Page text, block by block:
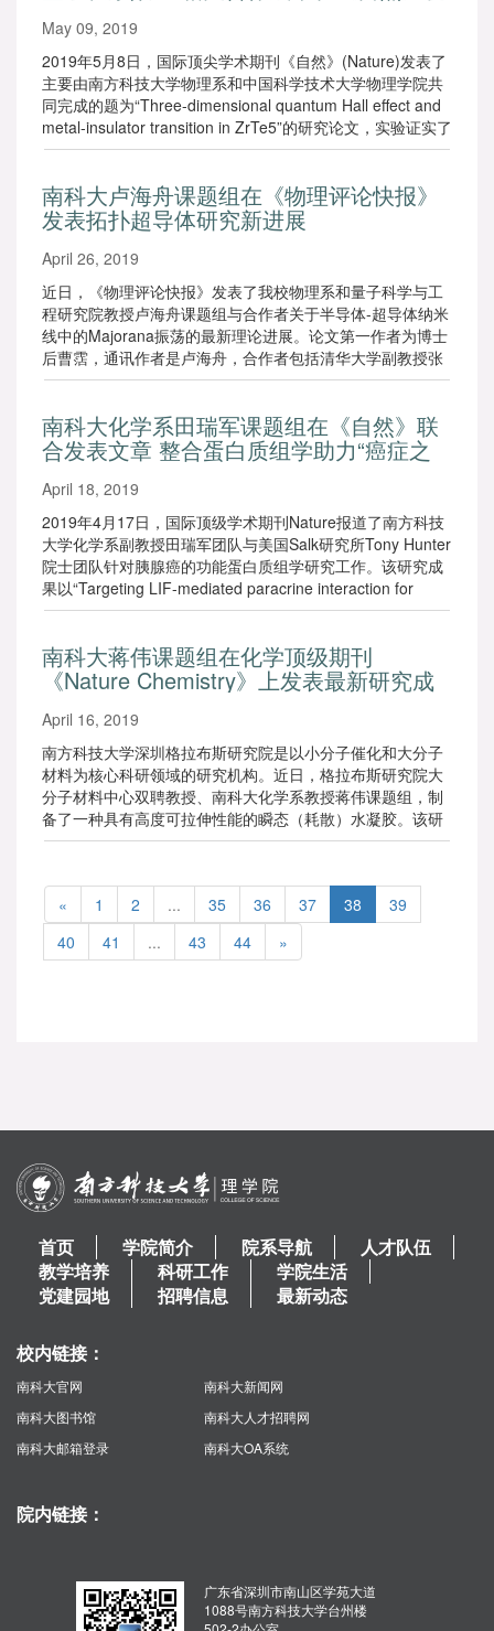
际学术期刊《自然》上。
May 09, 2019
2019年5月8日，国际顶尖学术期刊《自然》(Nature)发表了
主要由南方科技大学物理系和中国科学技术大学物理学院共
同完成的题为“Three-dimensional quantum Hall effect and
metal-insulator transition in ZrTe5”的研究论文，实验证实了
哈佛大学理论物理学家Bertrand Halperin在1987年给出的关
系副教授张立源、中国科大教授乔振华和新加坡技术和设计
大学教授杨声远为共同通讯作者；美国布鲁克海文国家实验
室、佛罗里达强磁场实验室、麻省理工学院、新加坡技术和
设计大学为共同参与单位。
南科大卢海舟课题组在《物理评论快报》
发表拓扑超导体研究新进展
April 26, 2019
近日，《物理评论快报》发表了我校物理系和量子科学与工
程研究院教授卢海舟课题组与合作者关于半导体-超导体纳米
线中的Majorana振荡的最新理论进展。论文第一作者为博士
后曹霑，通讯作者是卢海舟，合作者包括清华大学副教授张
浩，电子科技大学教授吕海峰，北京大学教授谢心澄院士。
南科大化学系田瑞军课题组在《自然》联
合发表文章 整合蛋白质组学助力“癌症之
April 18, 2019
2019年4月17日，国际顶级学术期刊Nature报道了南方科技
大学化学系副教授田瑞军团队与美国Salk研究所Tony Hunter
院士团队针对胰腺癌的功能蛋白质组学研究工作。该研究成
果以“Targeting LIF-mediated paracrine interaction for
pancreatic cancer therapy and monitoring”为题在Nature发
首届博士生黄培武和化学系博士后袁枭分别为文章的并列第
二、第四和第五作者。南方科技大学第一附属医院癌症研究
所所长许瑞莲为本文的共同作者。
南科大蒋伟课题组在化学顶级期刊
《Nature Chemistry》上发表最新研究成
April 16, 2019
南方科技大学深圳格拉布斯研究院是以小分子催化和大分子
材料为核心科研领域的研究机构。近日，格拉布斯研究院大
分子材料中心双聘教授、南科大化学系教授蒋伟课题组，制
备了一种具有高度可拉伸性能的瞬态（耗散）水凝胶。该研
究成果发表在化学领域顶级期刊《Nature Chemistry》上。
« 1 2 ... 35 36 37 38
39
40
41 ... 43 44 »
首页 学院简介 院系导航
人才队伍
教学培养
科研工作
学院生活
党建园地
招聘信息 最新动态
校内链接：
南科大官网
南科大新闻网
南科大图书馆
南科大人才招聘网
南科大邮箱登录
南科大OA系统
院内链接：
广东省深圳市南山区学苑大道
1088号南方科技大学台州楼